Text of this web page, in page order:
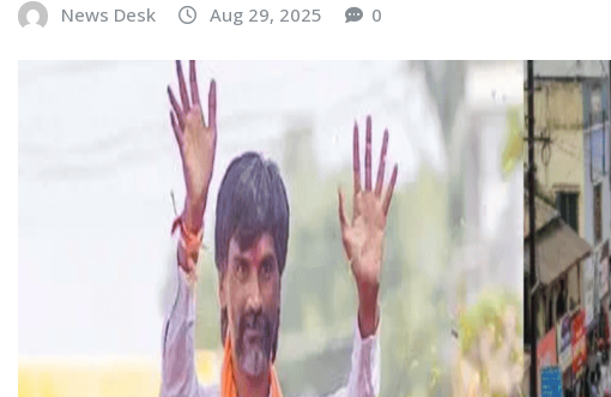
News Desk Aug 29, 2025 0